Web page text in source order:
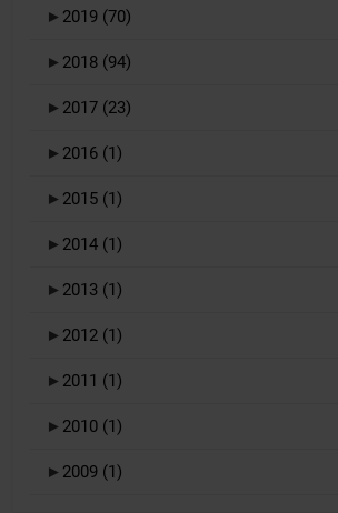
► 2019 (70)
► 2018 (94)
► 2017 (23)
► 2016 (1)
► 2015 (1)
► 2014 (1)
► 2013 (1)
► 2012 (1)
► 2011 (1)
► 2010 (1)
► 2009 (1)